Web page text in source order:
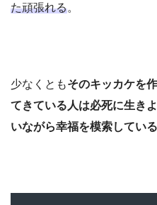
た頑張れる。
少なくともそのキッカケを
てきている人は必死に生き
いながら幸福を模索している